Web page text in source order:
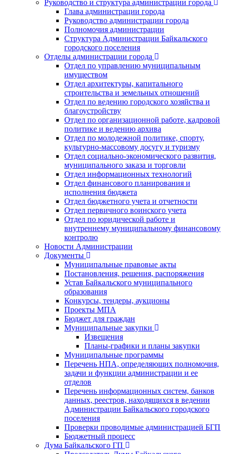
Руководство и структура администрации города
Глава администрации города
Руководство администрации города
Полномочия администрации
Структура Администрации Байкальского
городского поселения
Отделы администрации города
Отдел по управлению муниципальным
имуществом
Отдел архитектуры, капитального
строительства и земельных отношений
Отдел по ведению городского хозяйства и
благоустройству
Отдел по организационной работе, кадровой
политике и ведению архива
Отдел по молодежной политике, спорту,
культурно-массовому досугу и туризму
Отдел социально-экономического развития,
муниципального заказа и торговли
Отдел информационных технологий
Отдел финансового планирования и
исполнения бюджета
Отдел бюджетного учета и отчетности
Отдел первичного воинского учета
Отдел по юридической работе и
внутреннему муниципальному финансовому
контролю
Новости Администрации
Документы
Муниципальные правовые акты
Постановления, решения, распоряжения
Устав Байкальского муниципального
образования
Конкурсы, тендеры, аукционы
Проекты МПА
Бюджет для граждан
Муниципальные закупки
Извещения
Планы-графики и планы закупки
Муниципальные программы
Перечень НПА, определяющих полномочия,
задачи и функции администрации и ее
отделов
Перечень информационных систем, банков
данных, реестров, находящихся в ведении
Администрации Байкальского городского
поселения
Проверки проводимые администрацией БГП
Бюджетный процесс
Дума Байкальского ГП